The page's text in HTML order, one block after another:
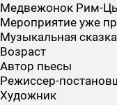
Медвежонок Рим-
Мероприятие уже
Музыкальная
Возраст
Автор пьесы
Режиссер-
Художник